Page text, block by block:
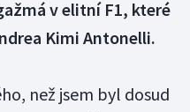
v elitní F1, které
Kimi Antonelli.
než jsem byl dosud